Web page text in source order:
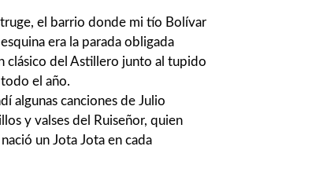
el barrio donde mi tío Bolívar
era la parada obligada
clásico del Astillero junto al tupido
el año.
algunas canciones de Julio
y valses del Ruiseñor, quien
un Jota Jota en cada